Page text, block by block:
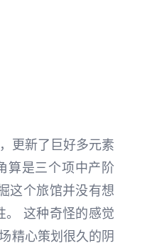
更新了巨好多元素
算是三个项中产阶
这个旅馆并没有想
。 这种奇怪的感觉
精心策划很久的阴